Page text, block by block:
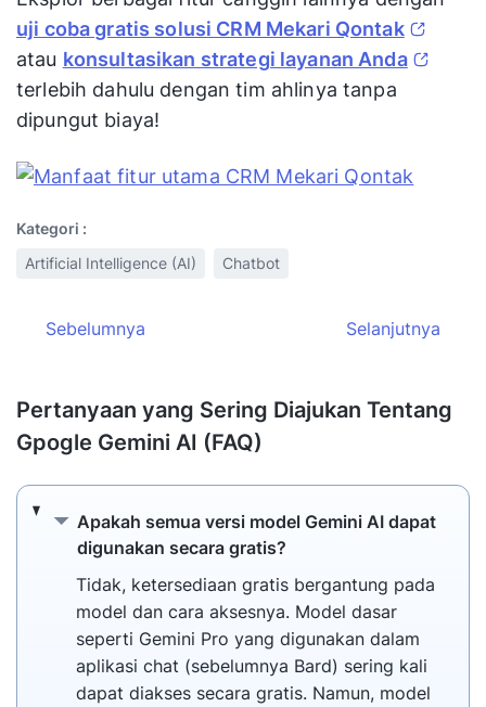
uji coba gratis solusi CRM Mekari Qontak
atau konsultasikan strategi layanan Anda
terlebih dahulu dengan tim ahlinya tanpa
dipungut biaya!
Kategori :
Artificial Intelligence (AI)
Chatbot
Sebelumnya Selanjutnya
Pertanyaan yang Sering Diajukan Tentang
Gpogle Gemini AI (FAQ)
Apakah semua versi model Gemini AI dapat
digunakan secara gratis?
Apakah semua versi model Gemini AI
Tidak, ketersediaan gratis bergantung pada
model dan cara aksesnya. Model dasar
seperti Gemini Pro yang digunakan dalam
aplikasi chat (sebelumnya Bard) sering kali
dapat diakses secara gratis. Namun, model